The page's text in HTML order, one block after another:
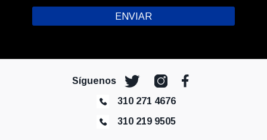
Síguenos
310 271 4676
310 219 9505